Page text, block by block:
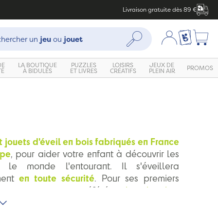
Livraison gratuite dès 89 €
:
un jeuou jouet Rechercher Mon compte
Ma liste
LA BOUTIQUE
À BIDULES
PUZZLES
ET LIVRES
LOISIRS
CRÉATIFS
JEUX DE
PLEIN AIR PROMOS
jouets d'éveil en bois fabriqués en France
, pour aider votre enfant à découvrir les
le monde l'entourant. Il s'éveillera
en toute sécurité. Pour ses premiers
nos marques préférées : les planches
bouteilles sensorielles de